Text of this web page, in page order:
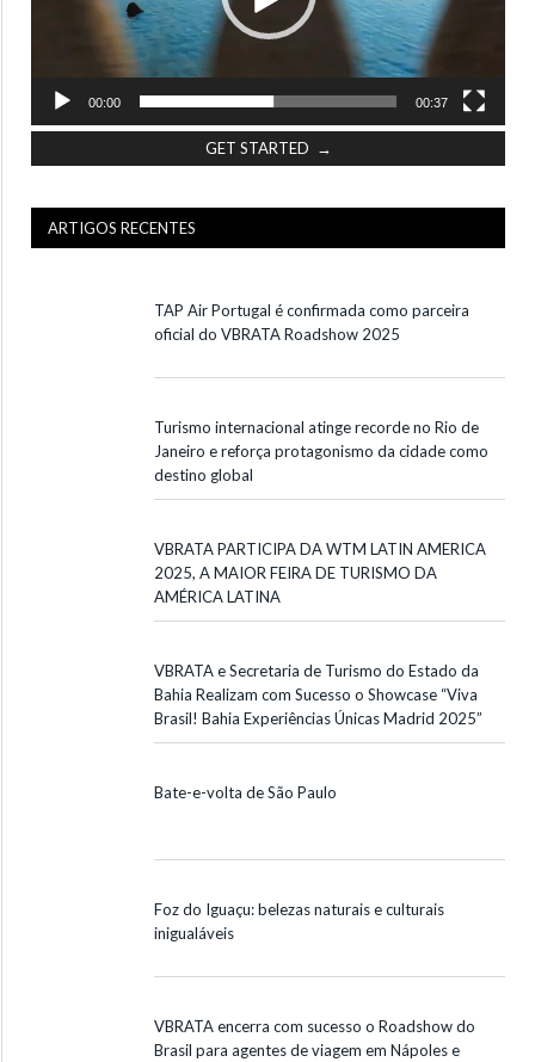
00:00 00:37
GET STARTED →
ARTIGOS RECENTES
TAP Air Portugal é confirmada como parceira
oficial do VBRATA Roadshow 2025
Turismo internacional atinge recorde no Rio de
Janeiro e reforça protagonismo da cidade como
destino global
VBRATA PARTICIPA DA WTM LATIN AMERICA
2025, A MAIOR FEIRA DE TURISMO DA
AMÉRICA LATINA
VBRATA e Secretaria de Turismo do Estado da
Bahia Realizam com Sucesso o Showcase “Viva
Brasil! Bahia Experiências Únicas Madrid 2025”
Bate-e-volta de São Paulo
Foz do Iguaçu: belezas naturais e culturais
inigualáveis
VBRATA encerra com sucesso o Roadshow do
Brasil para agentes de viagem em Nápoles e